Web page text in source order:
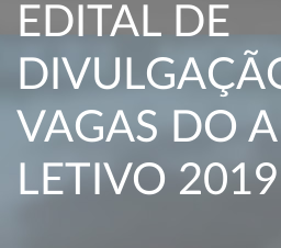
EDITAL DE
VAGAS DO
LETIVO 2019